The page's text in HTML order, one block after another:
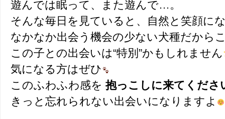
遊んでは眠って、また遊んで…。
そんな毎日を見ていると、自然と笑顔に
なかなか出会う機会の少ない犬種だから
この子との出会いは“特別”かもしれません
気になる方はぜひ
このふわふわ感を 抱っこしに来てくださ
きっと忘れられない出会いになりますよ